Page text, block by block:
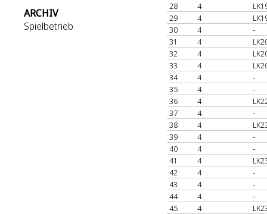
ARCHIV
Spielbetrieb
28
4
29
4
30
4
-
31
4
32
4
33
4
34
4
-
35
4
-
36
4
37
4
-
38
4
39
4
-
40
4
-
41
4
42
4
-
43
4
-
44
4
-
45
4